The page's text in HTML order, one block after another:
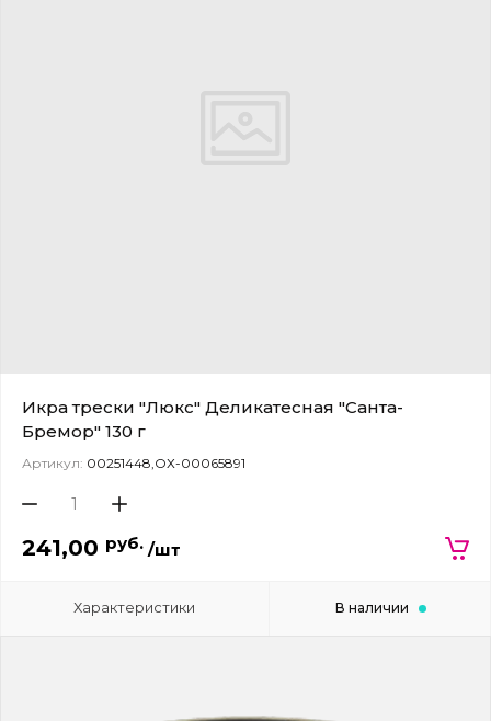
Икра трески "Люкс" Деликатесная "Санта-
Бремор" 130 г
Артикул: 00251448,ОХ-00065891
241,00 руб. /шт
Характеристики В наличии